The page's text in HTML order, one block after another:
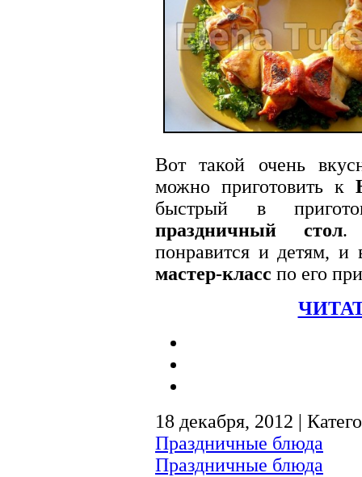
Вот такой очень
можно приготовить к
быстрый в
праздничный стол.
понравится и детям, и
мастер-класс по его
18 декабря, 2012 |
Праздничные блюда
Праздничные блюда